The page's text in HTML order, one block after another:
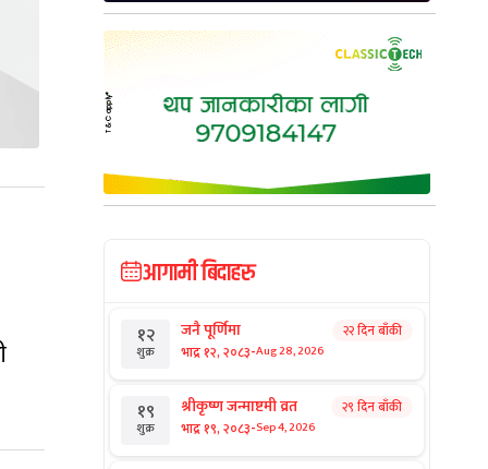
आगामी बिदाहरु
१२
शुक्र
जनै पूर्णिमा
भाद्र १२, २०८३-Aug 28, 2026
२२ दिन बाँकी
१९
शुक्र
श्रीकृष्ण जन्माष्टमी व्रत
भाद्र १९, २०८३-Sep 4, 2026
२९ दिन बाँकी